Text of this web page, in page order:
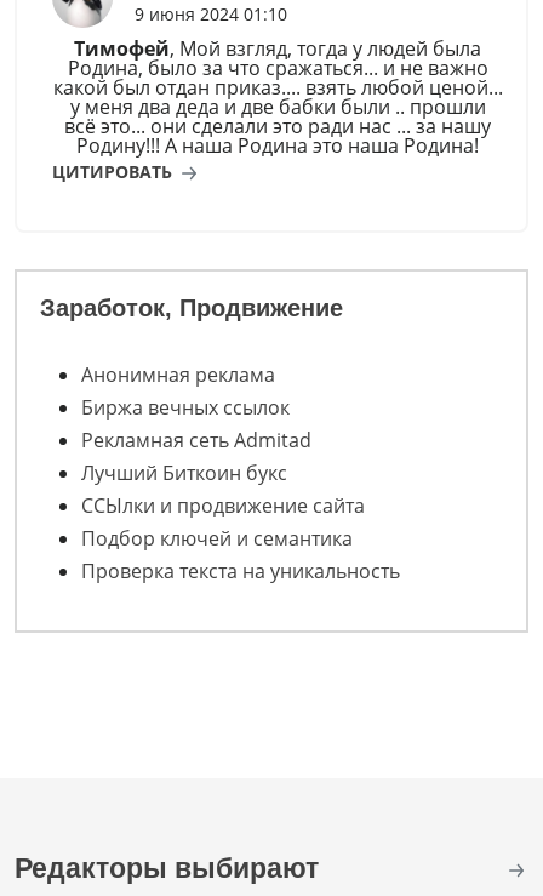
9 июня 2024 01:10
Тимофей, Мой взгляд, тогда у людей была
Родина, было за что сражаться... и не важно
какой был отдан приказ.... взять любой ценой...
у меня два деда и две бабки были .. прошли
всё это... они сделали это ради нас ... за нашу
Родину!!! А наша Родина это наша Родина!
ЦИТИРОВАТЬ
Заработок, Продвижение
Анонимная реклама
Биржа вечных ссылок
Рекламная сеть Admitad
Лучший Биткоин букс
ССЫлки и продвижение сайта
Подбор ключей и семантика
Проверка текста на уникальность
Редакторы выбирают